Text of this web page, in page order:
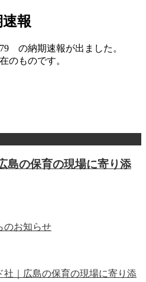
報
の納期速報が出ました。
のものです。
のお知らせ
社｜広島の保育の現場に寄り添